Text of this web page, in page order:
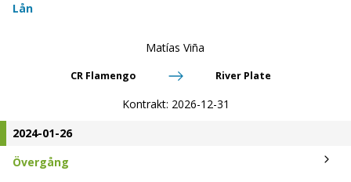
Lån
Matías Viña
CR Flamengo River Plate
Kontrakt: 2026-12-31
2024-01-26
Övergång